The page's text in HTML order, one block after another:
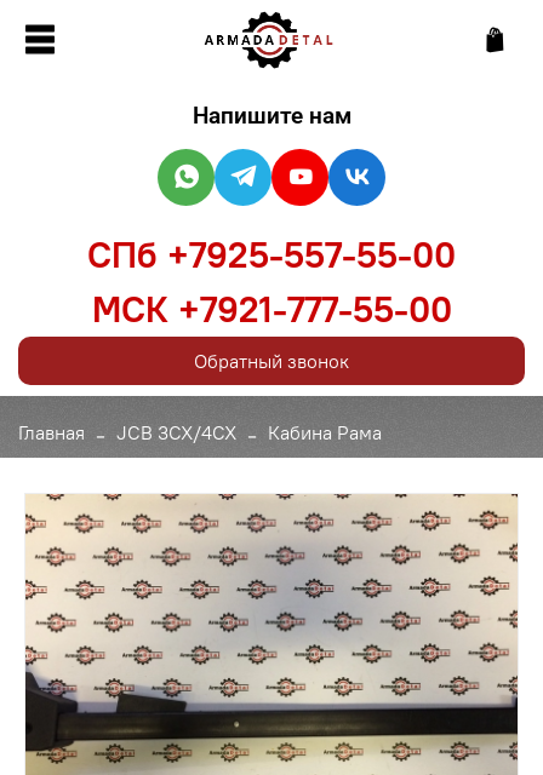
Главная JCB 3CX/4CX Кабина Рама
Напишите нам
СПб +7925-557-55-00
МСК +7921-777-55-00
Обратный звонок